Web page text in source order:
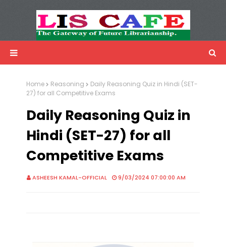
Advertisemnet
Home Reasoning
Daily Reasoning Quiz in Hindi (SET-
27) for all Competitive Exams
Daily Reasoning Quiz in
Hindi (SET-27) for all
Competitive Exams
ASHEESH KAMAL-OFFICIAL 9/03/2024 07:00:00 AM